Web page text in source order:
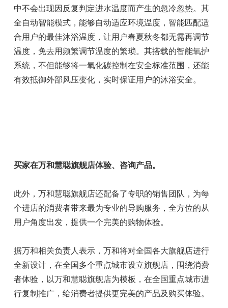
中不会出现因反复判定进水温度而产生的忽冷忽热。其
全自动智能模式，能够自动适应环境温度，智能匹配适
合用户的最佳沐浴温度，让用户春夏秋冬都无需再调节
温度，免去用频繁调节温度的繁琐。其搭载的智能氧护
系统，不但能够将一氧化碳控制在安全标准范围，还能
有效抵御外部风压变化，实时保证用户的沐浴安全。
买家在万和慧聪旗舰店体验、咨询产品。
此外，万和慧聪旗舰店还配备了专职的销售团队，为每
个进店的消费者带来最为专业的导购服务，全方位的从
用户角度出发，提供一个完美的购物体验。
据万和相关负责人表示，万和将对全国各大旗舰店进行
全新设计，在全国多个重点城市设立旗舰店，围绕消费
者体验，以万和慧聪旗舰店为模板，在全国重点城市进
行复制推广，给消费者提供更完美的产品及购买体验。